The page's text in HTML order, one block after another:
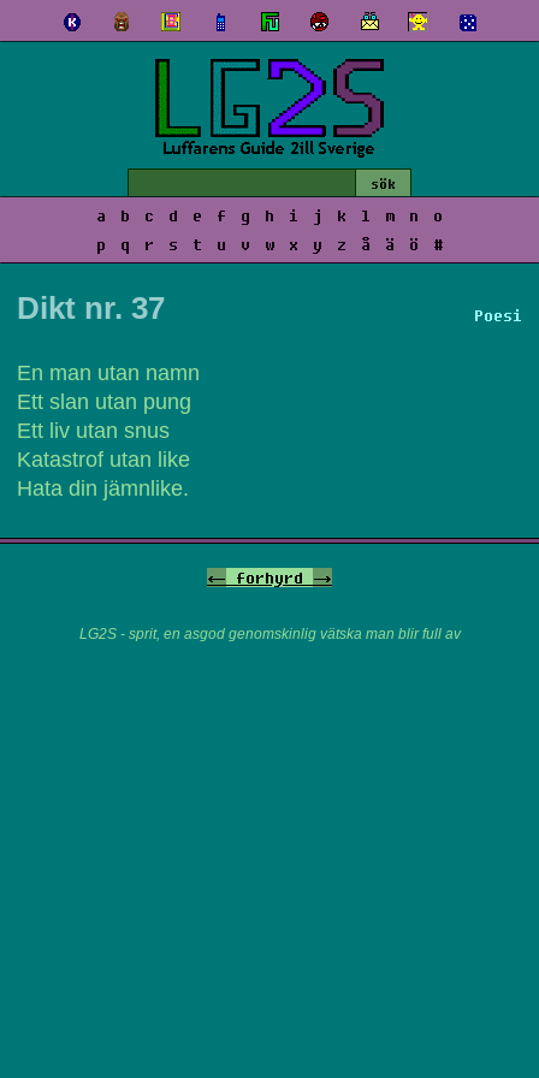
a b c d e f g h i j k l m n
o
p
q r s t u v w x y z å ä ö #
Poesi
Dikt nr. 37
En man utan namn
Ett slan utan pung
Ett liv utan snus
Katastrof utan like
Hata din jämnlike.
<- forhyrd ->
LG2S - sprit, en asgod genomskinlig vätska man blir full av